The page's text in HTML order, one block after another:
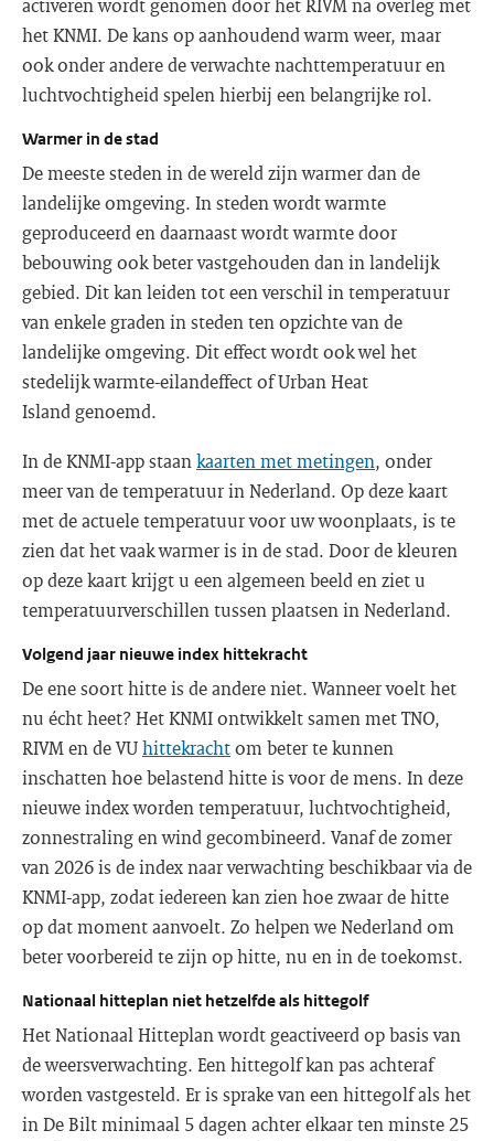
activeren wordt genomen door het RIVM na overleg met
het KNMI. De kans op aanhoudend warm weer, maar
ook onder andere de verwachte nachttemperatuur en
luchtvochtigheid spelen hierbij een belangrijke rol.
Warmer in de stad
De meeste steden in de wereld zijn warmer dan de
landelijke omgeving. In steden wordt warmte
geproduceerd en daarnaast wordt warmte door
bebouwing ook beter vastgehouden dan in landelijk
gebied. Dit kan leiden tot een verschil in temperatuur
van enkele graden in steden ten opzichte van de
landelijke omgeving. Dit effect wordt ook wel het
stedelijk warmte-eilandeffect of Urban Heat
Island genoemd.
In de KNMI-app staan kaarten met metingen, onder
meer van de temperatuur in Nederland. Op deze kaart
met de actuele temperatuur voor uw woonplaats, is te
zien dat het vaak warmer is in de stad. Door de kleuren
op deze kaart krijgt u een algemeen beeld en ziet u
temperatuurverschillen tussen plaatsen in Nederland.
Volgend jaar nieuwe index hittekracht
De ene soort hitte is de andere niet. Wanneer voelt het
nu écht heet? Het KNMI ontwikkelt samen met TNO,
RIVM en de VUhittekrachtom beter te kunnen
inschatten hoe belastend hitte is voor de mens. In deze
nieuwe index worden temperatuur, luchtvochtigheid,
zonnestraling en wind gecombineerd. Vanaf de zomer
van 2026 is de index naar verwachting beschikbaar via de
KNMI-app, zodat iedereen kan zien hoe zwaar de hitte
op dat moment aanvoelt. Zo helpen we Nederland om
beter voorbereid te zijn op hitte, nu en in de toekomst.
Nationaal hitteplan niet hetzelfde als hittegolf
Het Nationaal Hitteplan wordt geactiveerd op basis van
de weersverwachting. Een hittegolf kan pas achteraf
worden vastgesteld. Er is sprake van een hittegolf als het
in De Bilt minimaal 5 dagen achter elkaar ten minste 25